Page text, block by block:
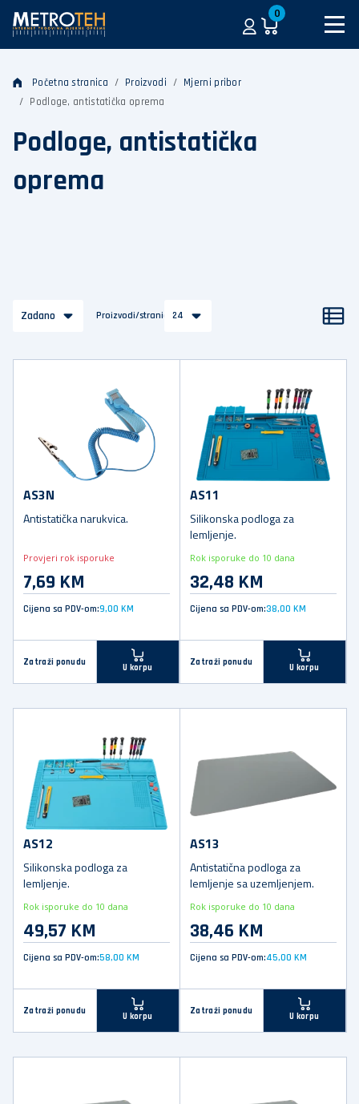
0
Početna stranica Proizvodi
Mjerni pribor
Podloge, antistatička oprema
Podloge, antistatička
oprema
Zadano Proizvodi/stranica24
AS3N
Antistatička narukvica.
Provjeri rok isporuke
7,69 KM
Cijena sa PDV-om:9,00 KM
Zatraži ponudu
U korpu
AS11
Silikonska podloga za
lemljenje.
Rok isporuke do 10 dana
32,48 KM
Cijena sa PDV-om:38,00 KM
Zatraži ponudu
U korpu
AS12
Silikonska podloga za
lemljenje.
Rok isporuke do 10 dana
49,57 KM
Cijena sa PDV-om:58,00 KM
Zatraži ponudu
U korpu
AS13
Antistatična podloga za
lemljenje sa uzemljenjem.
Rok isporuke do 10 dana
38,46 KM
Cijena sa PDV-om:45,00 KM
Zatraži ponudu
U korpu